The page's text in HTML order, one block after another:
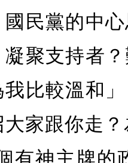
國民黨的中
凝聚支持者
我比較溫和
家跟你走
有神主牌的